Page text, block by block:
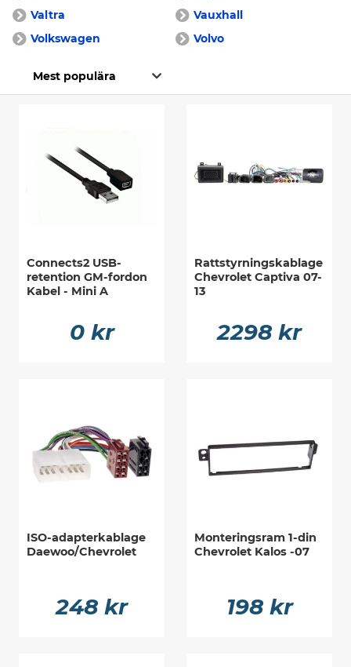
Valtra
Vauxhall
Volkswagen
Volvo
Connects2 USB-
retention GM-fordon
Kabel - Mini A
0 kr
Rattstyrningskablage
Chevrolet Captiva 07-
13
2298 kr
ISO-adapterkablage
Daewoo/Chevrolet
248 kr
Monteringsram 1-din
Chevrolet Kalos -07
198 kr